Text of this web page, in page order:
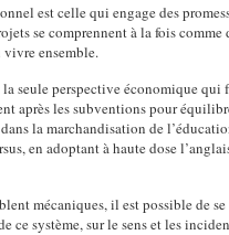
est celle qui engage des
se comprennent à la fois
ensemble.
seule perspective économique
après les subventions pour
la marchandisation de
en adoptant à haute dose
mécaniques, il est possible de
ce système, sur le sens et les